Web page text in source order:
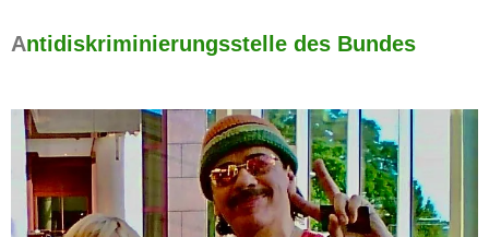
Antidiskriminierungsstelle des Bundes